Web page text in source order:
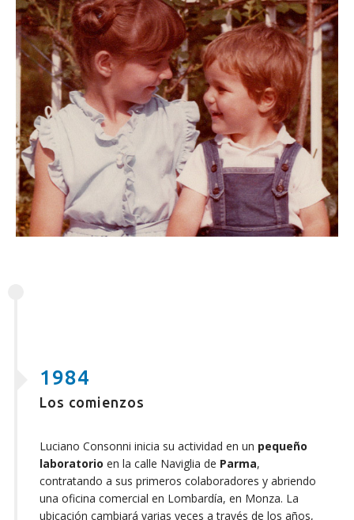
1984
Los comienzos
Luciano Consonni inicia su actividad en un pequeño
laboratorio en la calle Naviglia de Parma,
contratando a sus primeros colaboradores y abriendo
una oficina comercial en Lombardía, en Monza. La
ubicación cambiará varias veces a través de los años,